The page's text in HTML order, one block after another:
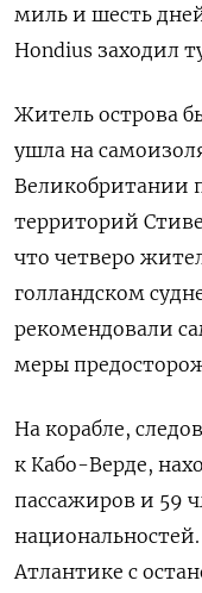
миль и шесть
Hondius заходил
Житель острова
ушла на
Великобритании
территорий
что четверо
голландском
рекомендовали
меры
На корабле,
к Кабо-Верде,
пассажиров и 59
Атлантике с